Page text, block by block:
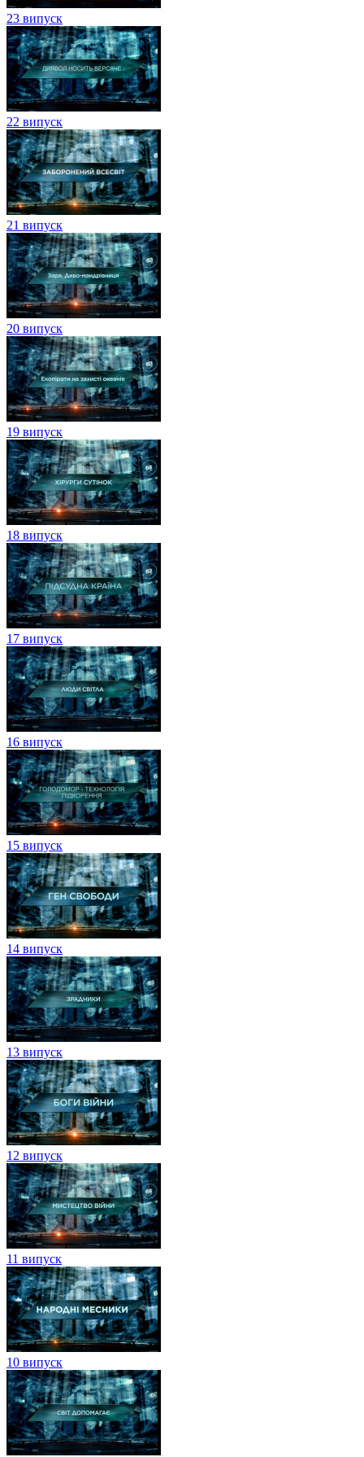
23 випуск
22 випуск
21 випуск
20 випуск
19 випуск
18 випуск
17 випуск
16 випуск
15 випуск
14 випуск
13 випуск
12 випуск
11 випуск
10 випуск